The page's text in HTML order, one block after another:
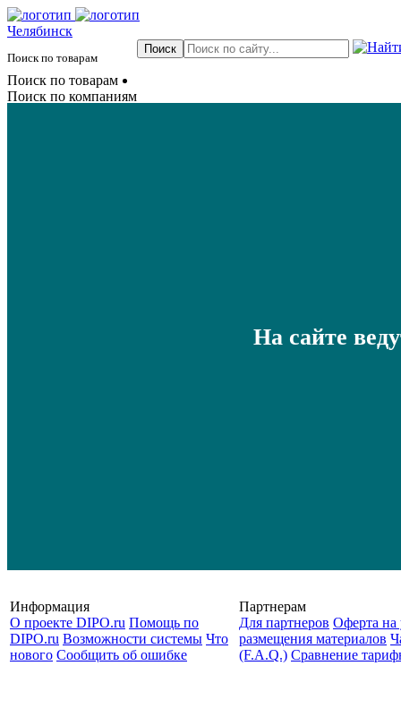
Челябинск
Поиск по товарам
Поиск по товарам
Поиск по компаниям
На сайте
Информация
О проекте DIPO.ru Помощь по
DIPO.ru Возможности системы Что
нового Сообщить об ошибке
Партнерам
Для партнеров Оферта на
размещения материалов
(F.A.Q.) Cравнение